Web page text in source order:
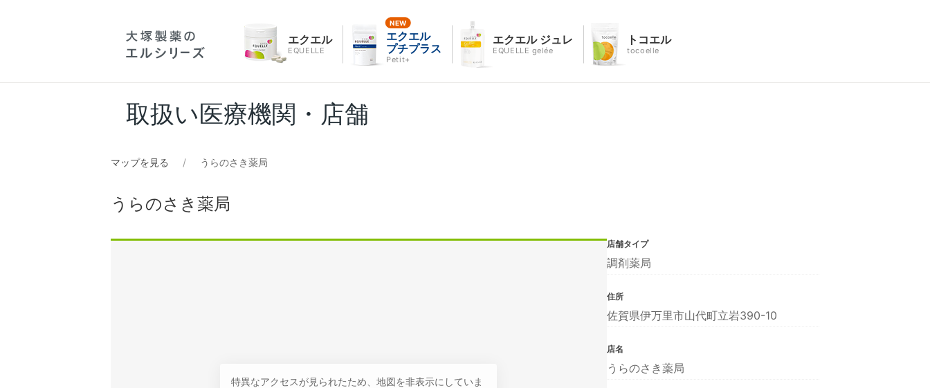
エクエル
EQUELLE
エクエル
プチプラス
Petit+
エクエル ジュレ
EQUELLE gelée
トコエル
tocoelle
取扱い医療機関・店舗
マップを見る うらのさき薬局
うらのさき薬局
特異なアクセスが見られたため、地図を非表示にしていま
店舗タイプ
調剤薬局
住所
佐賀県伊万里市山代町立岩390-10
店名
うらのさき薬局